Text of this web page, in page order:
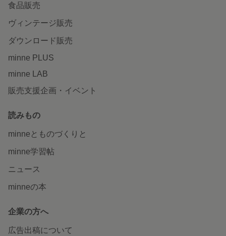
食品販売
ヴィンテージ販売
ダウンロード販売
minne PLUS
minne LAB
販売支援企画・イベント
読みもの
minneとものづくりと
minne学習帖
ニュース
minneの本
企業の方へ
広告出稿について